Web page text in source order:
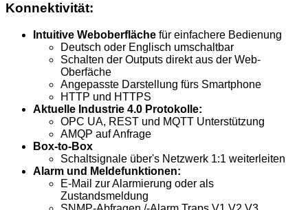
Konnektivität:
Intuitive Weboberfläche für einfachere Bedienung
Deutsch oder Englisch umschaltbar
Schalten der Outputs direkt aus der Web-
Oberfäche
Angepasste Darstellung fürs Smartphone
HTTP und HTTPS
Aktuelle Industrie 4.0 Protokolle:
OPC UA, REST und MQTT Unterstützung
AMQP auf Anfrage
Box-to-Box
Schaltsignale über's Netzwerk 1:1 weiterleiten
Alarm und Meldefunktionen:
E-Mail zur Alarmierung oder als
Zustandsmeldung